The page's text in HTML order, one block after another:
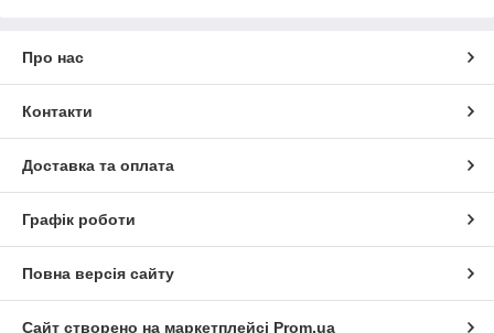
Про нас
Контакти
Доставка та оплата
Графік роботи
Повна версія сайту
Сайт створено на маркетплейсі Prom.ua